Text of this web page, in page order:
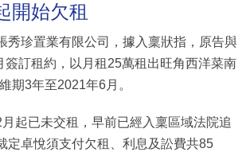
開始欠租
秀珍置業有限公司，據入稟狀指，原告與
簽訂租約，以月租25萬租出旺角西洋菜南
期3年至2021年6月。
起已未交租，早前已經入稟區域法院追
定卓悅須支付欠租、利息及訟費共85